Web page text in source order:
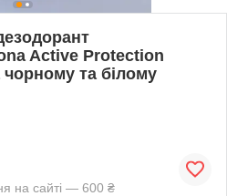
Active Protection
та білому
на сайті — 600 ₴